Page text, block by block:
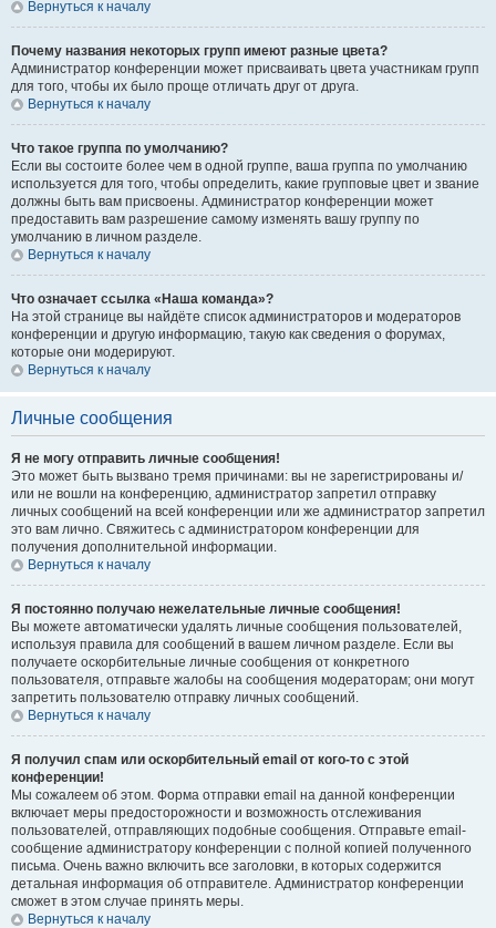
Вернуться к началу
Почему названия некоторых групп имеют разные цвета?
Администратор конференции может присваивать цвета участникам групп
для того, чтобы их было проще отличать друг от друга.
Вернуться к началу
Что такое группа по умолчанию?
Если вы состоите более чем в одной группе, ваша группа по умолчанию
используется для того, чтобы определить, какие групповые цвет и звание
должны быть вам присвоены. Администратор конференции может
предоставить вам разрешение самому изменять вашу группу по
умолчанию в личном разделе.
Вернуться к началу
Что означает ссылка «Наша команда»?
На этой странице вы найдёте список администраторов и модераторов
конференции и другую информацию, такую как сведения о форумах,
которые они модерируют.
Вернуться к началу
Личные сообщения
Я не могу отправить личные сообщения!
Это может быть вызвано тремя причинами: вы не зарегистрированы и/
или не вошли на конференцию, администратор запретил отправку
личных сообщений на всей конференции или же администратор запретил
это вам лично. Свяжитесь с администратором конференции для
получения дополнительной информации.
Вернуться к началу
Я постоянно получаю нежелательные личные сообщения!
Вы можете автоматически удалять личные сообщения пользователей,
используя правила для сообщений в вашем личном разделе. Если вы
получаете оскорбительные личные сообщения от конкретного
пользователя, отправьте жалобы на сообщения модераторам; они могут
запретить пользователю отправку личных сообщений.
Вернуться к началу
Я получил спам или оскорбительный email от кого-то с этой
конференции!
Мы сожалеем об этом. Форма отправки email на данной конференции
включает меры предосторожности и возможность отслеживания
пользователей, отправляющих подобные сообщения. Отправьте email-
сообщение администратору конференции с полной копией полученного
письма. Очень важно включить все заголовки, в которых содержится
детальная информация об отправителе. Администратор конференции
сможет в этом случае принять меры.
Вернуться к началу